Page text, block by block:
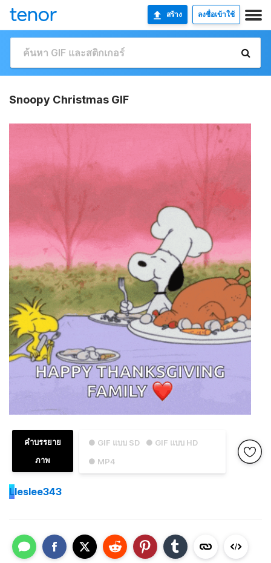
สร้าง ลงชื่อเข้าใช้
Snoopy Christmas GIF
● GIF แบบ SD
● GIF แบบ HD
● MP4
คำบรรยาย
ภาพ
Lleslee343